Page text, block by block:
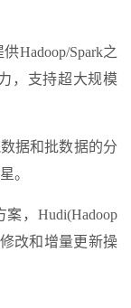
Hadoop/Spark之
，支持超大规模
据和批数据的分
。
，Hudi(Hadoop
修改和增量更新操